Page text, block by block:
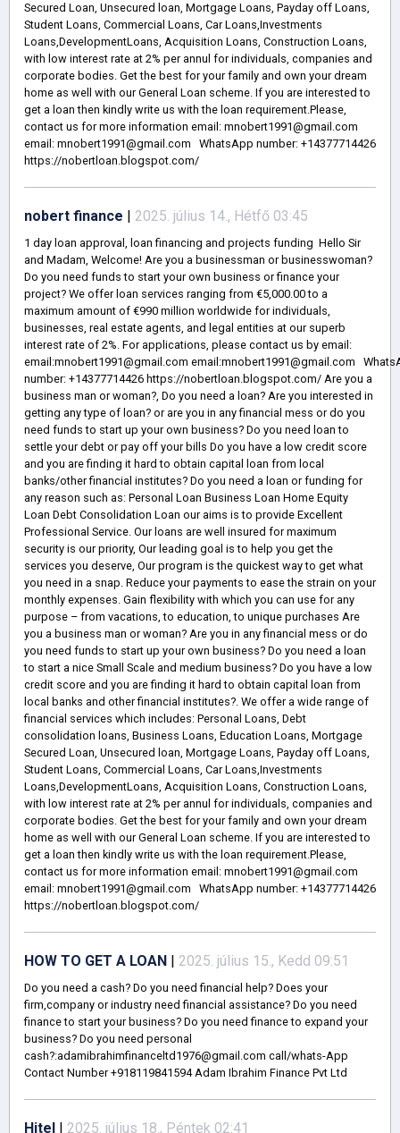
Secured Loan, Unsecured loan, Mortgage Loans, Payday off Loans,
Student Loans, Commercial Loans, Car Loans,Investments
Loans,DevelopmentLoans, Acquisition Loans, Construction Loans,
with low interest rate at 2% per annul for individuals, companies and
corporate bodies. Get the best for your family and own your dream
home as well with our General Loan scheme. If you are interested to
get a loan then kindly write us with the loan requirement.Please,
contact us for more information email: mnobert1991@gmail.com
email: mnobert1991@gmail.com WhatsApp number: +14377714426
https://nobertloan.blogspot.com/
nobert finance | 2025. július 14., Hétfő 03:45
1 day loan approval, loan financing and projects funding Hello Sir
and Madam, Welcome! Are you a businessman or businesswoman?
Do you need funds to start your own business or finance your
project? We offer loan services ranging from €5,000.00 to a
maximum amount of €990 million worldwide for individuals,
businesses, real estate agents, and legal entities at our superb
interest rate of 2%. For applications, please contact us by email:
email:mnobert1991@gmail.com email:mnobert1991@gmail.com
number: +14377714426 https://nobertloan.blogspot.com/ Are you a
business man or woman?, Do you need a loan? Are you interested in
getting any type of loan? or are you in any financial mess or do you
need funds to start up your own business? Do you need loan to
settle your debt or pay off your bills Do you have a low credit score
and you are finding it hard to obtain capital loan from local
banks/other financial institutes? Do you need a loan or funding for
any reason such as: Personal Loan Business Loan Home Equity
Loan Debt Consolidation Loan our aims is to provide Excellent
Professional Service. Our loans are well insured for maximum
security is our priority, Our leading goal is to help you get the
services you deserve, Our program is the quickest way to get what
you need in a snap. Reduce your payments to ease the strain on your
monthly expenses. Gain flexibility with which you can use for any
purpose – from vacations, to education, to unique purchases Are
you a business man or woman? Are you in any financial mess or do
you need funds to start up your own business? Do you need a loan
to start a nice Small Scale and medium business? Do you have a low
credit score and you are finding it hard to obtain capital loan from
local banks and other financial institutes?. We offer a wide range of
financial services which includes: Personal Loans, Debt
consolidation loans, Business Loans, Education Loans, Mortgage
Secured Loan, Unsecured loan, Mortgage Loans, Payday off Loans,
Student Loans, Commercial Loans, Car Loans,Investments
Loans,DevelopmentLoans, Acquisition Loans, Construction Loans,
with low interest rate at 2% per annul for individuals, companies and
corporate bodies. Get the best for your family and own your dream
home as well with our General Loan scheme. If you are interested to
get a loan then kindly write us with the loan requirement.Please,
contact us for more information email: mnobert1991@gmail.com
email: mnobert1991@gmail.com WhatsApp number: +14377714426
https://nobertloan.blogspot.com/
HOW TO GET A LOAN | 2025. július 15., Kedd 09:51
Do you need a cash? Do you need financial help? Does your
firm,company or industry need financial assistance? Do you need
finance to start your business? Do you need finance to expand your
business? Do you need personal
cash?:adamibrahimfinanceltd1976@gmail.com call/whats-App
Contact Number +918119841594 Adam Ibrahim Finance Pvt Ltd
Hitel | 2025. július 18., Péntek 02:41